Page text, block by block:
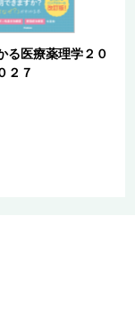
る医療薬理学２０
２７